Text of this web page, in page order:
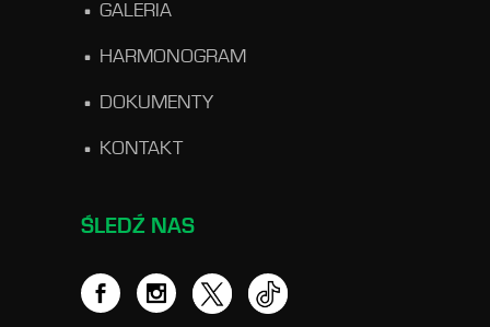
GALERIA
HARMONOGRAM
DOKUMENTY
KONTAKT
ŚLEDŹ NAS